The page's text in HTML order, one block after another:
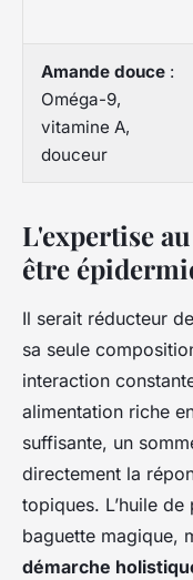
Amande douce :
Oméga-9,
vitamine A,
douceur
L'expertise
être
Il serait réducteur
sa seule
interaction
alimentation riche
suffisante, un
directement la
topiques. L’huile de
baguette magique,
démarche